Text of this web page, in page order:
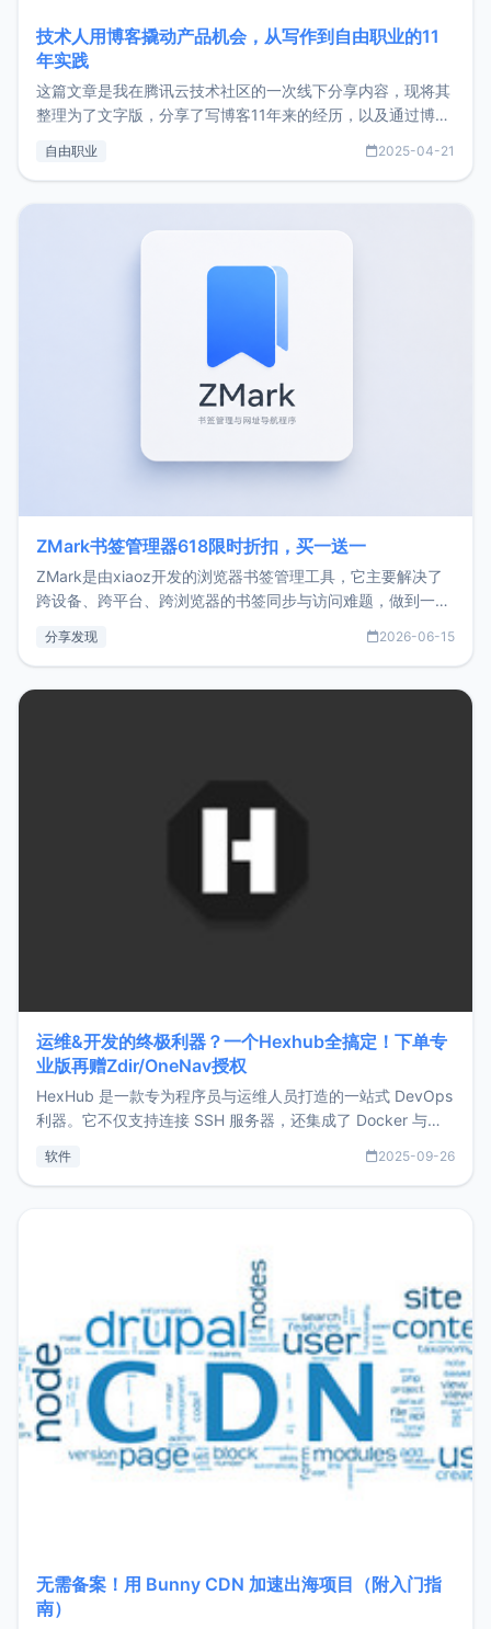
技术人用博客撬动产品机会，从写作到自由职业的11
年实践
这篇文章是我在腾讯云技术社区的一次线下分享内容，现将其
整理为了文字版，分享了写博客11年来的经历，以及通过博客
了我的首个产品ImgURL的真实数据和产品现状。自我介绍大
自由职业 2025-04-21
ZMark书签管理器618限时折扣，买一送一
ZMark是由xiaoz开发的浏览器书签管理工具，它主要解决了
跨设备、跨平台、跨浏览器的书签同步与访问难题，做到一处
用，让管理更高效。ZMark官网地址：
分享发现 2026-06-15
运维&开发的终极利器？一个Hexhub全搞定！下单专
业版再赠Zdir/OneNav授权
HexHub 是一款专为程序员与运维人员打造的一站式 DevOps
利器。它不仅支持连接 SSH 服务器，还集成了 Docker 与常
件间频繁切换，仅凭 HexHub 即可同时搞定运维与数据库操
软件 2025-09-26
无需备案！用 Bunny CDN 加速出海项目（附入门指
南）